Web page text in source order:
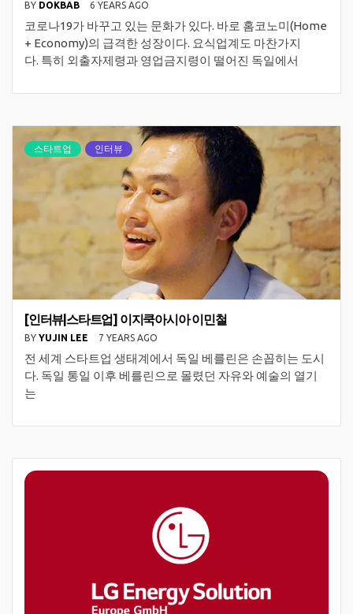
BY DOKBAB 6 YEARS AGO
코로나19가 바꾸고 있는 문화가 있다. 바로 홈코노미(Home
+ Economy)의 급격한 성장이다. 요식업계도 마찬가지
다. 특히 외출자제령과 영업금지령이 떨어진 독일에서
스타트업 인터뷰
[인터뷰|스타트업] 이지쿡아시아 이민철
BY YUJIN LEE 7 YEARS AGO
전 세계 스타트업 생태계에서 독일 베를린은 손꼽히는 도시
다. 독일 통일 이후 베를린으로 몰렸던 자유와 예술의 열기
는